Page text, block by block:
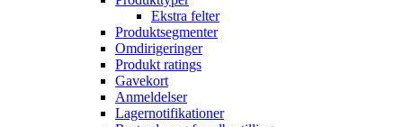
Ekstra felter
Produktsegmenter
Omdirigeringer
Produkt ratings
Gavekort
Anmeldelser
Lagernotifikationer